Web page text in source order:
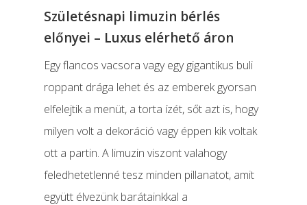
Születésnapi limuzin bérlés
előnyei – Luxus elérhető áron
Egy flancos vacsora vagy egy gigantikus buli
roppant drága lehet és az emberek gyorsan
elfelejtik a menüt, a torta ízét, sőt azt is, hogy
milyen volt a dekoráció vagy éppen kik voltak
ott a partin. A limuzin viszont valahogy
feledhetetlenné tesz minden pillanatot, amit
együtt élvezünk barátainkkal a
Airport
Szolgáltatások
Girls’ Night Out
Csomag
Limuzin Bérlés Partira
Limuzin Bérlés
Limuzin Flotta
ÁRAK
Rendelés
Kapcsolat